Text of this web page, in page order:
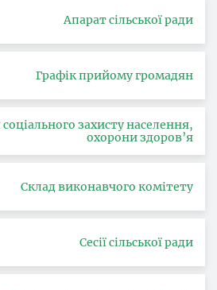
Апарат сільської ради
Графік прийому громадян
соціального захисту населення,
охорони здоров’я
Склад виконавчого комітету
Сесії сільської ради